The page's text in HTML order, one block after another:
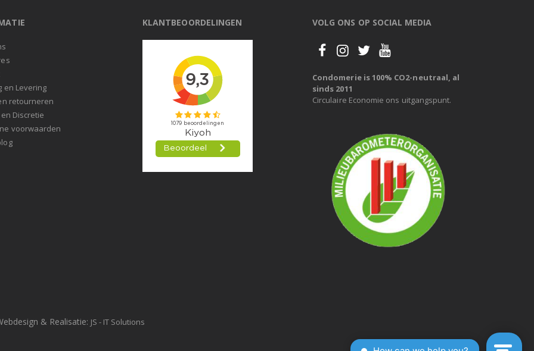
en Levering
retourneren
Discretie
voorwaarden
KLANTBEOORDELINGEN VOLG ONS OP SOCIAL MEDIA
Condomerie is 100% CO2-neutraal, al
sinds 2011
Circulaire Economie ons uitgangspunt.
& Realisatie: JS - IT Solutions